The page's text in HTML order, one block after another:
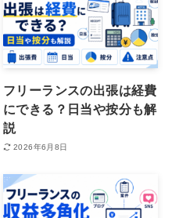
フリーランスの出張は経費
にできる？日当や按分も解
説
2026年6月8日